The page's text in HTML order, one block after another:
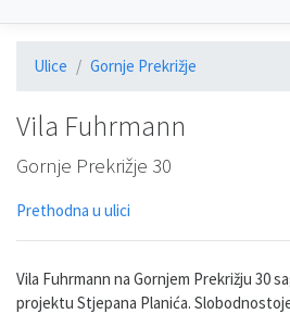
Ulice Gornje Prekrižje
Vila Fuhrmann
Gornje Prekrižje 30
Prethodna u ulici
Vila Fuhrmann na Gornjem Prekrižju 30
projektu Stjepana Planića.